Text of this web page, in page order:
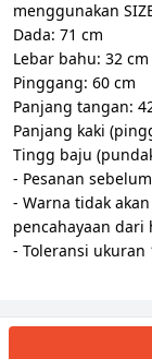
menggunakan
Dada: 71 cm
Lebar bahu: 32 cm
Pinggang: 60 cm
Panjang tangan:
Panjang kaki
Tingg baju
- Pesanan
- Warna tidak
pencahayaan
- Toleransi ukuran